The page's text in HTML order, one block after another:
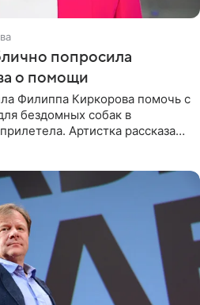
попросила
о помощи
Филиппа Киркорова помочь с
бездомных собак в
Артистка рассказала